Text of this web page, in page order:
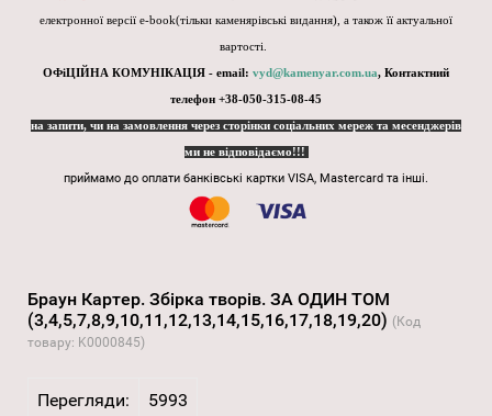
електронної версії e-book(тільки каменярівські видання), а також її актуальної
вартості.
ОФіЦІЙНА КОМУНІКАЦІЯ - email: vyd@kamenyar.com.ua, Контактний
телефон +38-050-315-08-45
на запити, чи на замовлення через сторінки соціальних мереж та месенджерів
ми не відповідаємо!!!
приймамо до оплати банківські картки VISA, Mastercard та інші.
Браун Картер. Збірка творів. ЗА ОДИН ТОМ
(3,4,5,7,8,9,10,11,12,13,14,15,16,17,18,19,20) (Код
товару: K0000845)
Перегляди: 5993